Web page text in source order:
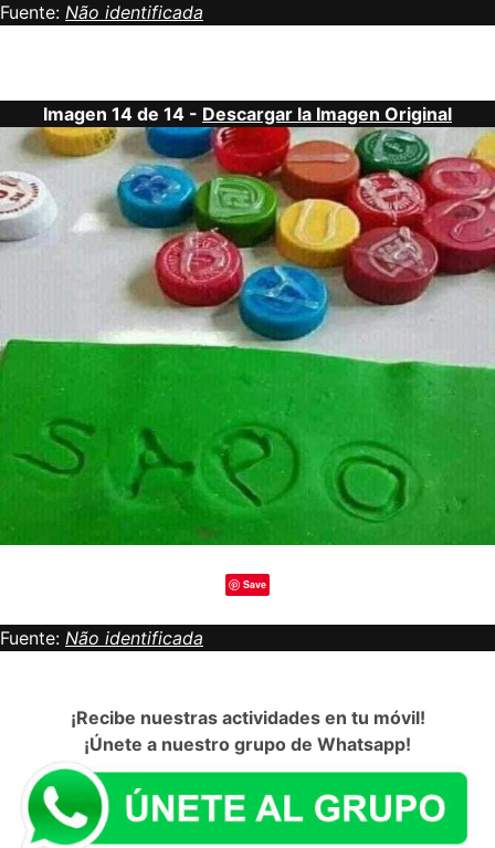
Fuente: Não identificada
Imagen 14 de 14 - Descargar la Imagen Original
Save
Fuente: Não identificada
¡Recibe nuestras actividades en tu móvil!
¡Únete a nuestro grupo de Whatsapp!